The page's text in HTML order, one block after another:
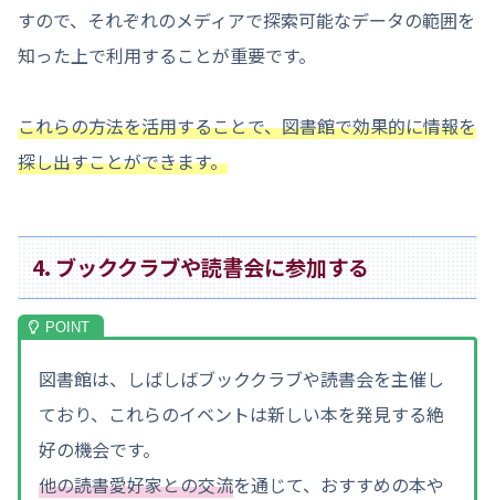
すので、それぞれのメディアで探索可能なデータの範囲を
知った上で利用することが重要です。
これらの方法を活用することで、図書館で効果的に情報を
探し出すことができます。
4. ブッククラブや読書会に参加する
図書館は、しばしばブッククラブや読書会を主催し
ており、これらのイベントは新しい本を発見する絶
好の機会です。
他の読書愛好家との交流を通じて、おすすめの本や